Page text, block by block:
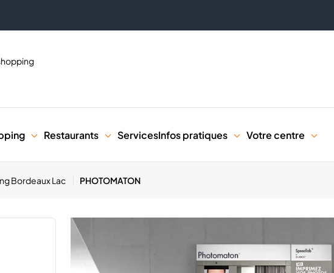
Restaurants ServicesInfos pratiques Votre centre
Bordeaux Lac PHOTOMATON